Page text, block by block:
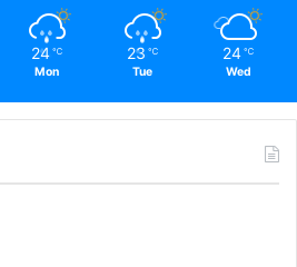
24 ℃
Mon
23 ℃
Tue
24 ℃
Wed